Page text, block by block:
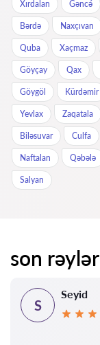
Xırdalan Gəncə́
Bərdə Naxçıvan
Quba Xaçmaz
Göyçay Qax
Göygöl Kürdəmir
Yevlax Zaqatala
Biləsuvar Culfa
Naftalan Qəbələ
Salyan
son rəylər
S
Seyid